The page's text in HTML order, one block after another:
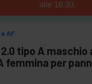
alle 16:30.
AF
2.0 tipo A
femmina per